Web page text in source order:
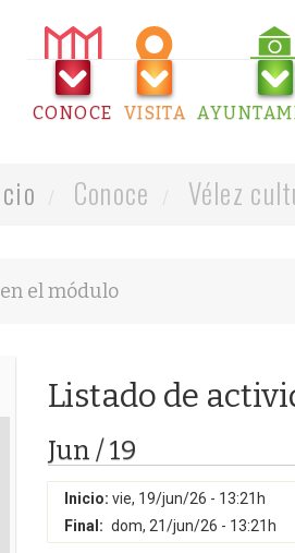
CONOCE VISITA
Conoce Vélez
Listado de
Jun / 19
Inicio: vie, 19/jun/26 - 13:21h
Final: dom, 21/jun/26 - 13:21h